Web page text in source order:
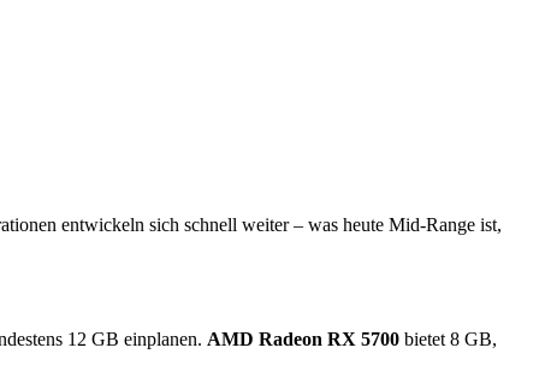
entwickeln sich schnell weiter – was heute Mid-Range ist,
12 GB einplanen. AMD Radeon RX 5700 bietet 8 GB,